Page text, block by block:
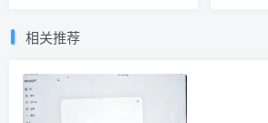
相关推荐